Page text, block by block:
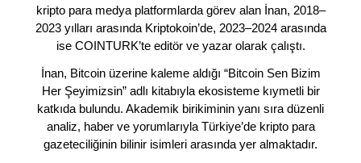
kripto para medya platformlarda görev alan İnan, 2018–
2023 yılları arasında Kriptokoin’de, 2023–2024 arasında
ise COINTURK’te editör ve yazar olarak çalıştı.
İnan, Bitcoin üzerine kaleme aldığı “Bitcoin Sen Bizim
Her Şeyimizsin” adlı kitabıyla ekosisteme kıymetli bir
katkıda bulundu. Akademik birikiminin yanı sıra düzenli
analiz, haber ve yorumlarıyla Türkiye’de kripto para
gazeteciliğinin bilinir isimleri arasında yer almaktadır.